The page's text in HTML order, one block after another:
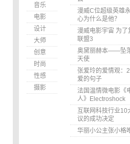
音乐
电影
设计
大师
创意
时尚
性感
摄影
漫威C位超级英雄
心为什么是他？
漫威电影宇宙 为了
联盟3
奥黛丽赫本——坠
天使
张爱玲的爱情观：
爱的句子
法国温情微电影《
人》Electroshock
互联网科技行业10
议的成功决定
华丽小公主张小格